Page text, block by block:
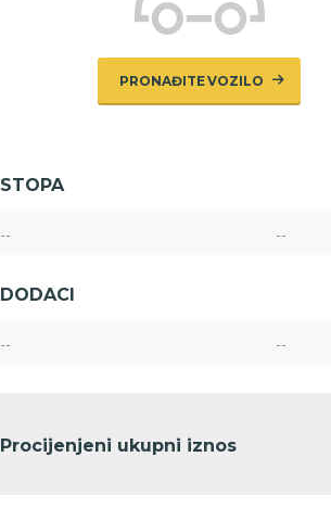
PRONAĐITE VOZILO
STOPA
-- --
DODACI
-- --
Procijenjeni ukupni iznos